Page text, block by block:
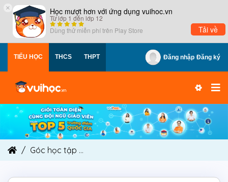
× Học mượt hơn với ứng dụng vuihoc.vn
Từ lớp 1 đến lớp 12
Dùng thử miễn phí trên Play Store Tải về
TIỂU HỌC THCS THPT Đăng nhập Đăng ký
Góc học tập